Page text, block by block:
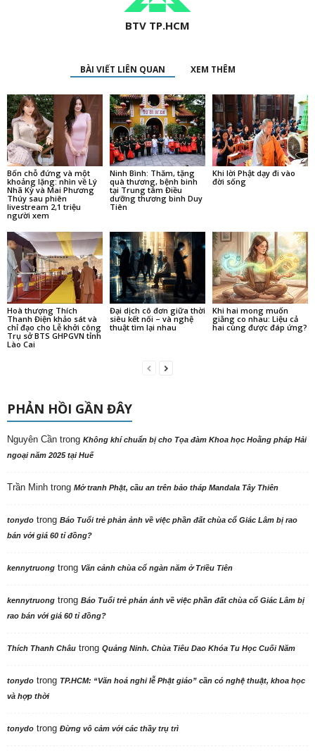
BTV TP.HCM
BÀI VIẾT LIÊN QUAN XEM THÊM
Bốn chỗ đứng và một
khoảng lặng: nhìn về Lý
Nhã Kỳ và Mai Phương
Thúy sau phiên
livestream 2,1 triệu
người xem
Ninh Bình: Thăm, tặng
quà thương, bệnh binh
tại Trung tâm Điều
dưỡng thương binh Duy
Tiên
Khi lời Phật dạy đi vào
đời sống
Hoà thượng Thích
Thanh Điện khảo sát và
chỉ đạo cho Lễ khởi công
Trụ sở BTS GHPGVN tỉnh
Lào Cai
Đại dịch cô đơn giữa thời
siêu kết nối – và nghệ
thuật tìm lại nhau
Khi hai mong muốn
giằng co nhau: Liệu cả
hai cùng được đáp ứng?
PHẢN HỒI GẦN ĐÂY
Nguyên Cần trong Không khí chuẩn bị cho Tọa đàm Khoa học Hoằng pháp Hải
ngoại năm 2025 tại Huế
Trần Minh trong Mở tranh Phật, cầu an trên bảo tháp Mandala Tây Thiên
tonydo trong Báo Tuổi trẻ phản ảnh về việc phần đất chùa cổ Giác Lâm bị rao
bán với giá 60 tỉ đồng?
kennytruong trong Vãn cảnh chùa cổ ngàn năm ở Triều Tiên
kennytruong trong Báo Tuổi trẻ phản ảnh về việc phần đất chùa cổ Giác Lâm bị
rao bán với giá 60 tỉ đồng?
Thích Thanh Châu trong Quảng Ninh. Chùa Tiêu Dao Khóa Tu Học Cuối Năm
tonydo trong TP.HCM: “Văn hoá nghi lễ Phật giáo” cần có nghệ thuật, khoa học
và hợp thời
tonydo trong Đừng vô cảm với các thầy trụ trì